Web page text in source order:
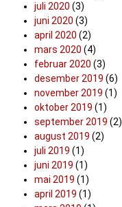
juli 2020 (3)
juni 2020 (3)
april 2020 (2)
mars 2020 (4)
februar 2020 (3)
desember 2019 (6)
november 2019 (1)
oktober 2019 (1)
september 2019 (2)
august 2019 (2)
juli 2019 (1)
juni 2019 (1)
mai 2019 (1)
april 2019 (1)